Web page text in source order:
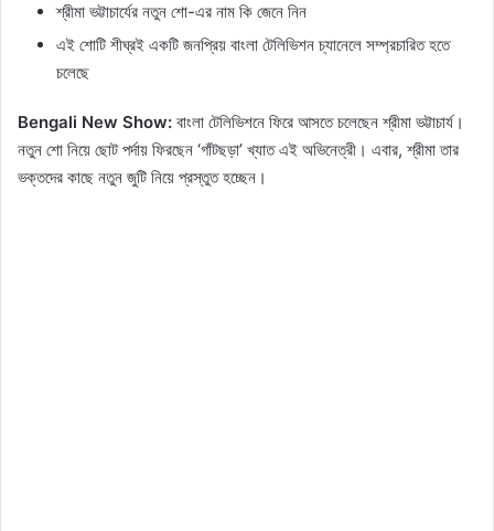
শ্রীমা ভট্টাচার্যের নতুন শো-এর নাম কি জেনে নিন
এই শোটি শীঘ্রই একটি জনপ্রিয় বাংলা টেলিভিশন চ্যানেলে সম্প্রচারিত হতে
চলেছে
Bengali New Show: বাংলা টেলিভিশনে ফিরে আসতে চলেছেন শ্রীমা ভট্টাচার্য।
নতুন শো নিয়ে ছোট পর্দায় ফিরছেন ‘গাঁটছড়া’ খ্যাত এই অভিনেত্রী। এবার, শ্রীমা তার
ভক্তদের কাছে নতুন জুটি নিয়ে প্রস্তুত হচ্ছেন।